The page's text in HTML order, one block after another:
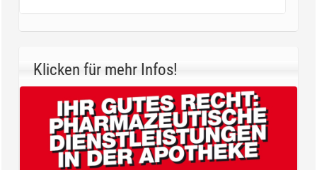
Klicken für mehr Infos!